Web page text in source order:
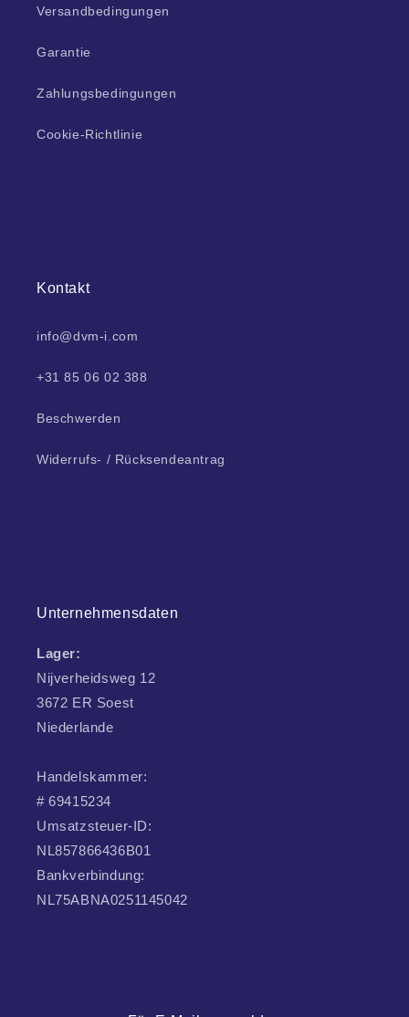
Versandbedingungen
Garantie
Zahlungsbedingungen
Cookie-Richtlinie
Kontakt
info@dvm-i.com
+31 85 06 02 388
Beschwerden
Widerrufs- / Rücksendeantrag
Unternehmensdaten
Lager:
Nijverheidsweg 12
3672 ER Soest
Niederlande
Handelskammer:
# 69415234
Umsatzsteuer-ID:
NL857866436B01
Bankverbindung:
NL75ABNA0251145042